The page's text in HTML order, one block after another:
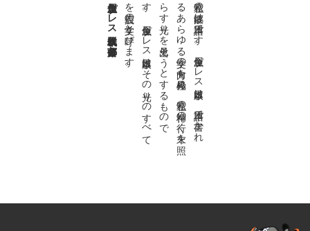
私達の
故郷は
日本語で
す
。
金魚屋プ
レ
ス
日本版は
、
日本語で
書か
れ
る
あ
ら
ゆ
る
文学の
方向を
見極め
、
私達の
精神の
行く
末を
照
ら
す
光り
を
見出そ
う
と
す
る
も
の
で
す
。
金魚屋プ
レ
ス
日本版は
そ
の
光り
の
す
べ
て
を
広義の
文学と
呼び
ま
す
。
金魚屋プレス日本版代表 齋藤都